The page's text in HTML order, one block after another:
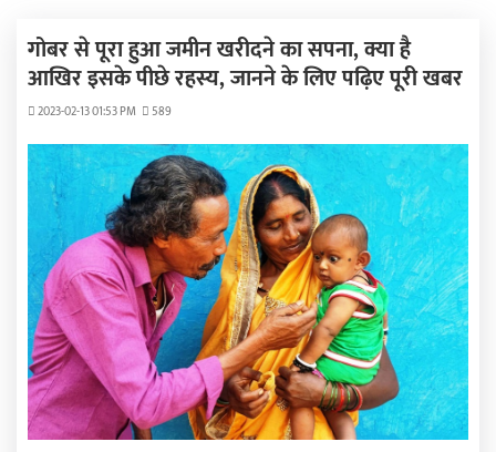
गोबर से पूरा हुआ जमीन खरीदने का सपना, क्या है
आखिर इसके पीछे रहस्य, जानने के लिए पढ़िए पूरी खबर
2023-02-13 01:53 PM 589